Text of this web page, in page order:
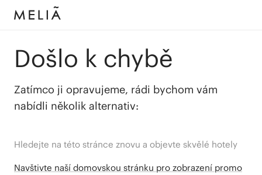
Došlo k chybě
Zatímco ji opravujeme, rádi bychom vám
nabídli několik alternativ:
Hledejte na této stránce znovu a objevte skvělé hotely
Navštivte naší domovskou stránku pro zobrazení promo